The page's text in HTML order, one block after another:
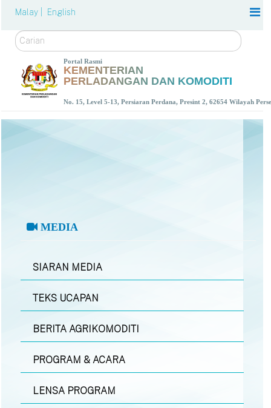
Malay | English
Carian
Portal Rasmi
KEMENTERIAN
PERLADANGAN DAN KOMODITI
No. 15, Level 5-13, Persiaran Perdana, Presint 2, 62654 Wilayah
MEDIA
SIARAN MEDIA
TEKS UCAPAN
BERITA AGRIKOMODITI
PROGRAM & ACARA
LENSA PROGRAM